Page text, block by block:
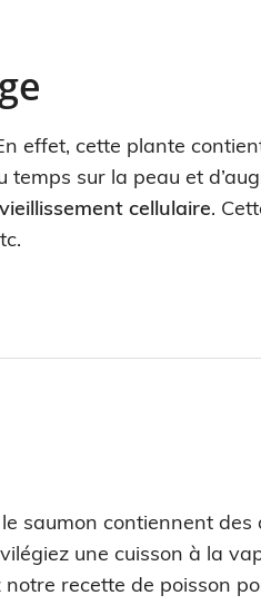
effet, cette plante
temps sur la peau et
vieillissement cellulaire.
saumon contiennent des
une cuisson à la
recette de poisson